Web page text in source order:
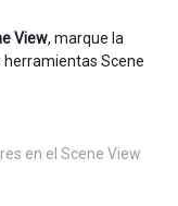
View, marque la
herramientas Scene
en el Scene View